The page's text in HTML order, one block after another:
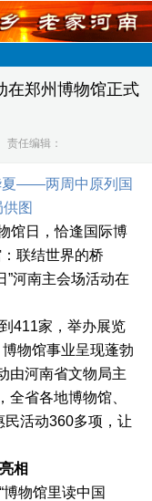
在郑州博物馆正式
责任编辑：
夏——两周中原列国
图
馆日，恰逢国际博
联结世界的桥
”河南主会场活动在
411家，举办展览
物馆事业呈现蓬勃
由河南省文物局主
全省各地博物馆、
活动360多项，让
相
物馆里读中国